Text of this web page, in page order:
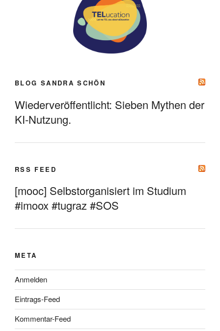
BLOG SANDRA SCHÖN
Wiederveröffentlicht: Sieben Mythen der
KI-Nutzung.
RSS FEED
[mooc] Selbstorganisiert im Studium
#imoox #tugraz #SOS
META
Anmelden
Eintrags-Feed
Kommentar-Feed